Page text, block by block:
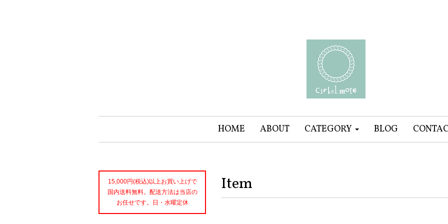
HOME ABOUT CATEGORY BLOG
Item
15,000円(税込)以上お買い上げで
国内送料無料。配送方法は当店の
お任せです。日・水曜定休